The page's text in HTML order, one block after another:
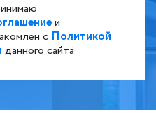
и
с Политикой
данного сайта